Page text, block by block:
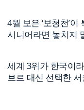
4월 보은 ‘보청천’
시니어라면 놓치지
세계 3위가 한국이
브르 대신 선택한